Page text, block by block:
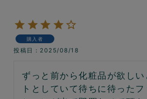
購入者
投稿日 2025/08/18
ずっと前から化粧品が欲しい
トとしていて待ちに待った